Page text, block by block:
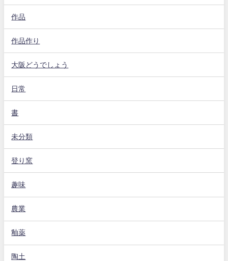
作品
作品作り
大阪どうでしょう
日常
書
未分類
登り窯
趣味
農業
釉薬
陶土